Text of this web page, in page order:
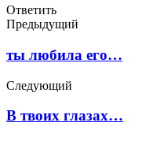
Ответить
Предыдущий
ты любила его…
Следующий
В твоих глазах…